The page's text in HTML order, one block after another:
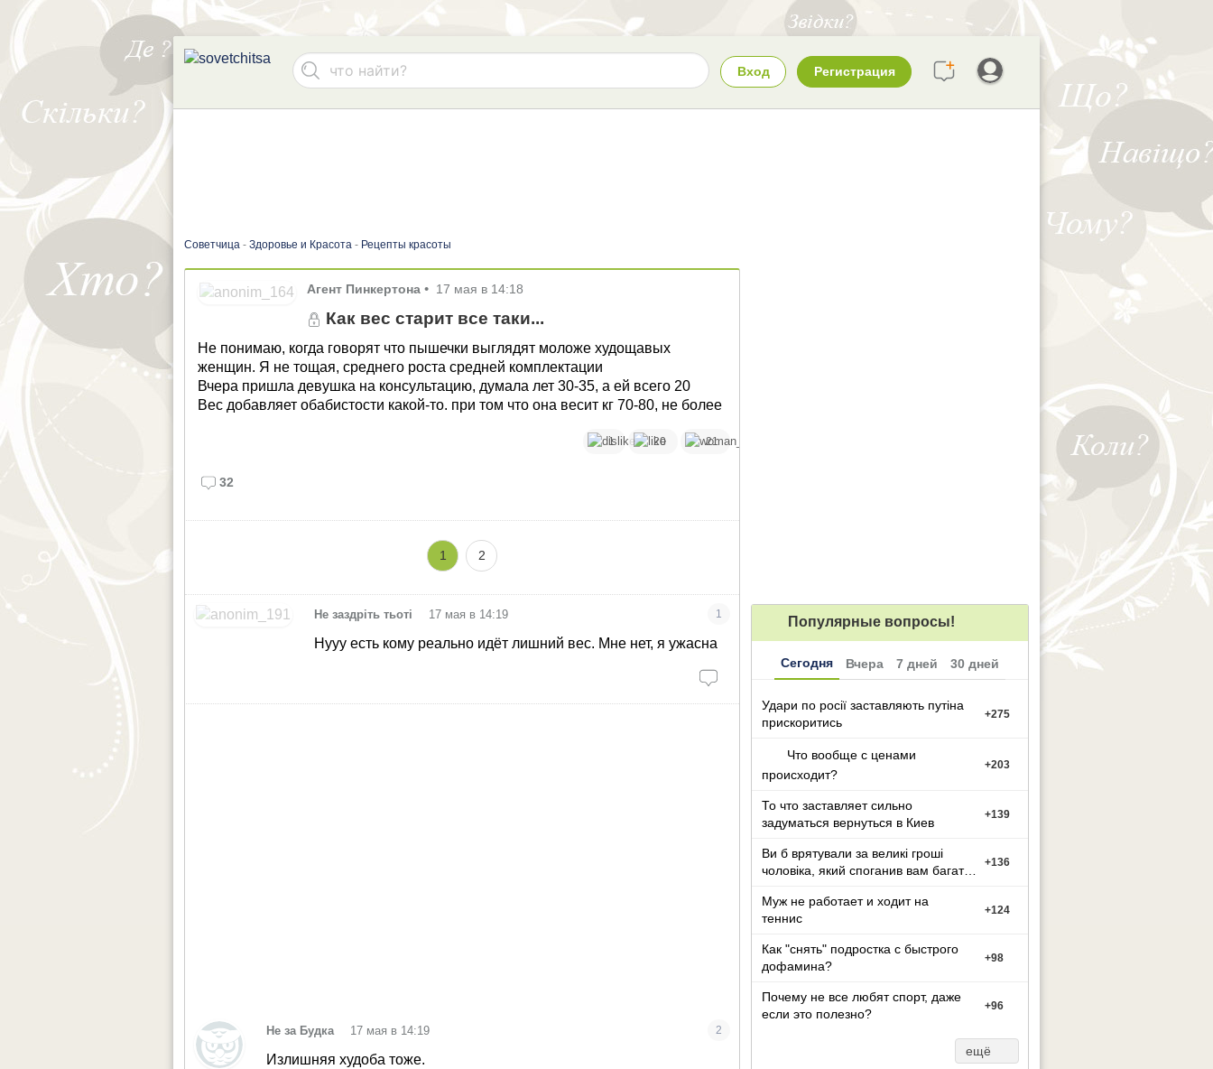
Вход Регистрация
Советчица - Здоровье и Красота - Рецепты красоты
Агент Пинкертона • 17 мая в 14:18
Как вес старит все таки...
Не понимаю, когда говорят что пышечки выглядят моложе худощавых
женщин. Я не тощая, среднего роста средней комплектации
Вчера пришла девушка на консультацию, думала лет 30-35, а ей всего 20
Вес добавляет обабистости какой-то. при том что она весит кг 70-80, не более
1 20 21
32
1 2
Не заздріть тьоті 17 мая в 14:19 1
Нууу есть кому реально идёт лишний вес. Мне нет, я ужасна
Не за Будка 17 мая в 14:19 2
Излишняя худоба тоже.
Популярные вопросы!
Сегодня Вчера 7 дней 30 дней
Удари по росії заставляють путіна
прискоритись
+275
Что вообще с ценами
происходит?
+203
То что заставляет сильно
задуматься вернуться в Киев
+139
Ви б врятували за великі гроші
чоловіка, який споганив вам багато
+136
Муж не работает и ходит на
теннис
+124
Как "снять" подростка с быстрого
дофамина?
+98
Почему не все любят спорт, даже
если это полезно?
+96
ещё